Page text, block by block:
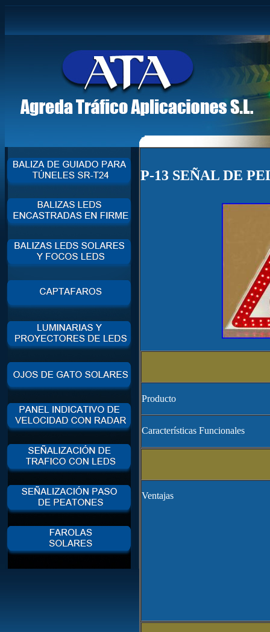
P-13 SEÑAL DE
Producto
Características Funcionales
Ventajas